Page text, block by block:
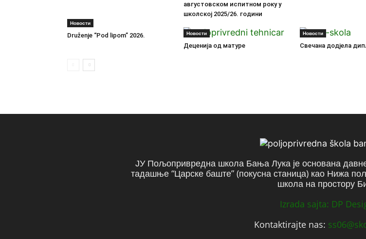
августовском испитном року у
школској 2025/26. години
Новости
Druženje “Pod lipom” 2026. Новости
Деценија од матуре
Новости
Свечана додјела
ЈУ Пољопривредна школа Бања Лука је основана
тадашње “Царске баште” (покусна станица) као Нижа
школа на простору
Izrada sajta: DP
Kontaktirajte nas: